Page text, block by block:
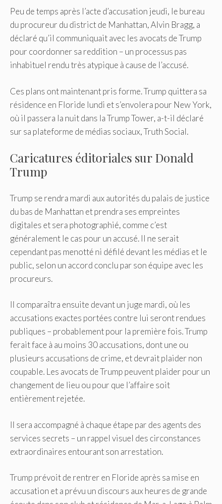
Peu de temps après l’acte d’accusation jeudi, le bureau
du procureur du district de Manhattan, Alvin Bragg, a
déclaré qu’il communiquait avec les avocats de Trump
pour coordonner sa reddition – un processus pas
inhabituel rendu très atypique à cause de l’accusé.
Ces plans ont maintenant pris forme. Trump quittera sa
résidence en Floride lundi et s’envolera pour New York,
où il passera la nuit dans la Trump Tower, a-t-il déclaré
sur sa plateforme de médias sociaux, Truth Social.
Caricatures éditoriales sur Donald
Trump
Trump se rendra mardi aux autorités du palais de justice
du bas de Manhattan et prendra ses empreintes
digitales et sera photographié, comme c’est
généralement le cas pour un accusé. Il ne serait
cependant pas menotté ni défilé devant les médias et le
public, selon un accord conclu par son équipe avec les
procureurs.
Il comparaîtra ensuite devant un juge mardi, où les
accusations exactes portées contre lui seront rendues
publiques – probablement pour la première fois. Trump
ferait face à au moins 30 accusations, dont une ou
plusieurs accusations de crime, et devrait plaider non
coupable. Les avocats de Trump peuvent plaider pour un
changement de lieu ou pour que l’affaire soit
entièrement rejetée.
Il sera accompagné à chaque étape par des agents des
services secrets – un rappel visuel des circonstances
extraordinaires entourant son arrestation.
Trump prévoit de rentrer en Floride après sa mise en
accusation et a prévu un discours aux heures de grande